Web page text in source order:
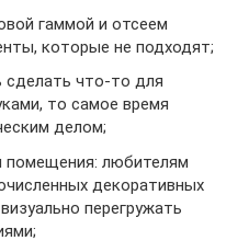
гаммой и отсеем
которые не подходят;
сделать что-то для
то самое время
делом;
помещения: любителям
декоративных
перегружать